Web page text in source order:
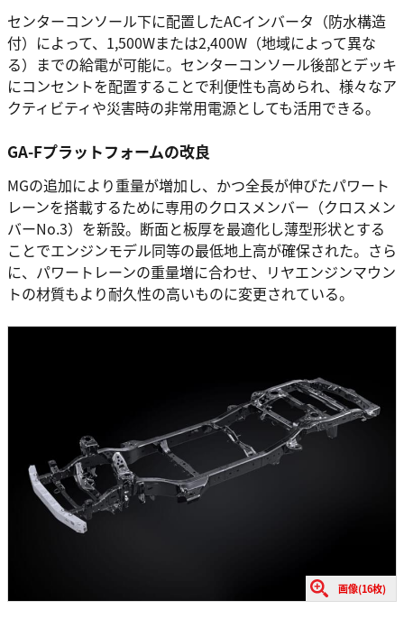
センターコンソール下に配置したACインバータ（防水構造
付）によって、1,500Wまたは2,400W（地域によって異な
る）までの給電が可能に。センターコンソール後部とデッキ
にコンセントを配置することで利便性も高められ、様々なア
クティビティや災害時の非常用電源としても活用できる。
GA-Fプラットフォームの改良
MGの追加により重量が増加し、かつ全長が伸びたパワート
レーンを搭載するために専用のクロスメンバー（クロスメン
バーNo.3）を新設。断面と板厚を最適化し薄型形状とする
ことでエンジンモデル同等の最低地上高が確保された。さら
に、パワートレーンの重量増に合わせ、リヤエンジンマウン
トの材質もより耐久性の高いものに変更されている。
画像(16枚)